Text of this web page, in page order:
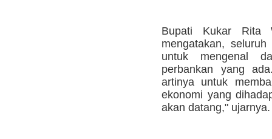
Bupati Kukar Rita
mengatakan,
untuk mengenal
perbankan yang
artinya untuk
ekonomi yang
akan datang," ujarnya.